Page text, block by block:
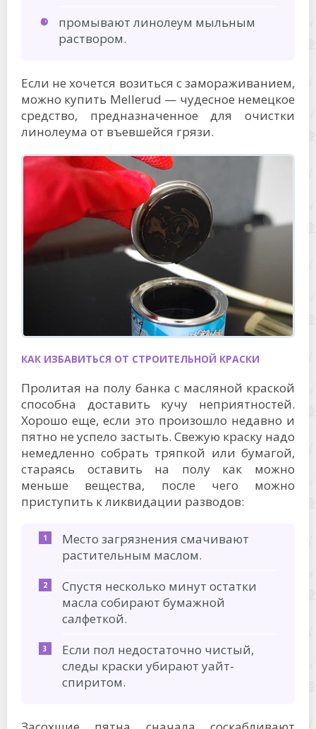
промывают линолеум мыльным
раствором.
Если не хочется возиться с замораживанием,
можно купить Mellerud — чудесное немецкое
средство, предназначенное для очистки
линолеума от въевшейся грязи.
КАК ИЗБАВИТЬСЯ ОТ СТРОИТЕЛЬНОЙ КРАСКИ
Пролитая на полу банка с масляной краской
способна доставить кучу неприятностей.
Хорошо еще, если это произошло недавно и
пятно не успело застыть. Свежую краску надо
немедленно собрать тряпкой или бумагой,
стараясь оставить на полу как можно
меньше вещества, после чего можно
приступить к ликвидации разводов:
Место загрязнения смачивают
растительным маслом.
Спустя несколько минут остатки
масла собирают бумажной
салфеткой.
Если пол недостаточно чистый,
следы краски убирают уайт-
спиритом.